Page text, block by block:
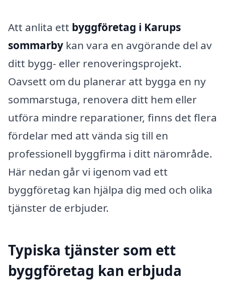
Att anlita ett byggföretag i Karups
sommarby kan vara en avgörande del av
ditt bygg- eller renoveringsprojekt.
Oavsett om du planerar att bygga en ny
sommarstuga, renovera ditt hem eller
utföra mindre reparationer, finns det flera
fördelar med att vända sig till en
professionell byggfirma i ditt närområde.
Här nedan går vi igenom vad ett
byggföretag kan hjälpa dig med och olika
tjänster de erbjuder.
Typiska tjänster som ett
byggföretag kan erbjuda